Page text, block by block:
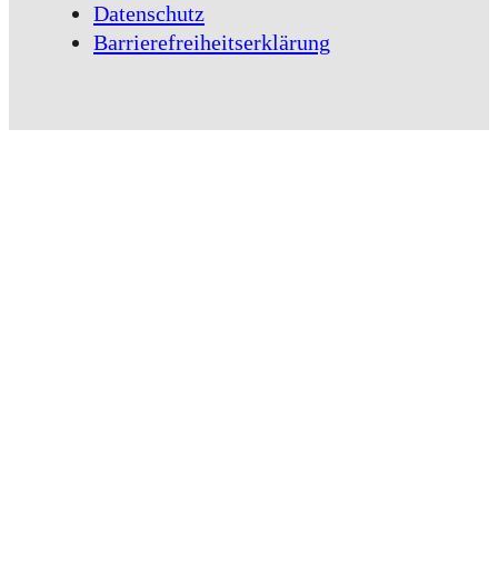
Datenschutz
Barrierefreiheitserklärung